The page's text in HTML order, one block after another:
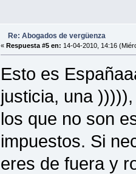
Re: Abogados de vergüenza
« Respuesta #5 en: 14-04-2010, 14:16
Esto es
justicia, una
los que no son
impuestos. Si
eres de fuera y